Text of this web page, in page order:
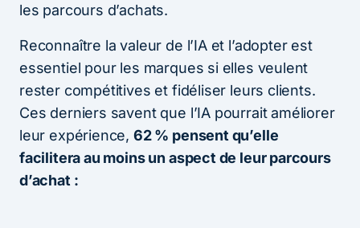
les parcours d’achats.
Reconnaître la valeur de l’IA et l’adopter est
essentiel pour les marques si elles veulent
rester compétitives et fidéliser leurs clients.
Ces derniers savent que l’IA pourrait améliorer
leur expérience, 62 % pensent qu’elle
facilitera au moins un aspect de leur parcours
d’achat :